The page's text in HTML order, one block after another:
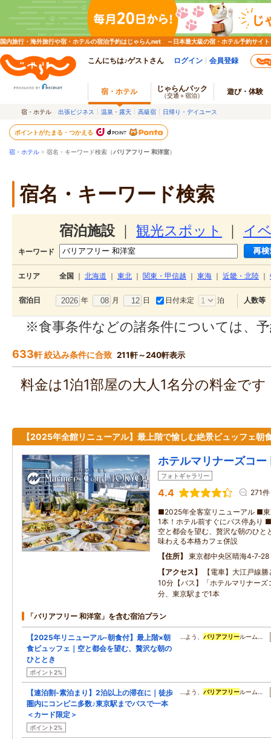
国内旅行・海外旅行や宿・ホテルの宿泊予約はじゃらんnet ～日本最大級の宿・ホテル予約サイト
こんにちは♪ゲストさん ログイン 会員登録
宿・ホテル じゃらんパック
（交通＋宿泊） 遊び・体験
宿・ホテル 出張ビジネス 温泉・露天 高級宿 日帰り・デイユース
ポイントがたまる・つかえる
宿・ホテル > 宿名・キーワード検索（バリアフリー 和洋室）
宿名・キーワード検索
宿泊施設 観光スポット イ
キーワード
エリア 全国 北海道 東北 関東・甲信越 東海 近畿・北陸
宿泊日 年 月 日 日付未定 泊 人数等
※食事条件などの諸条件については、
633軒 絞込み条件に合致 211軒～240軒表示
料金は1泊1部屋の大人1名分の料金で
【2025年全館リニューアル】最上階で愉しむ絶景ビュッフェ朝
ホテルマリナーズコー
フォトギャラリー
4.4 271件
■2025年全客室リニューアル ■
1本！ホテル前すぐにバス停あり
空と都会を望む、贅沢な朝のひ
味わえる本格カフェ併設
住所
東京都中央区晴海4‐7‐28
アクセス
【電車】大江戸線
10分【バス】「ホテルマリナーズ
分、東京駅まで1本
「バリアフリー 和洋室」を含む宿泊プラン
【2025年リニューアル-朝食付】最上階×朝
食ビュッフェ｜空と都会を望む、贅沢な朝の
ひととき
ポイント2%
…よう、 バリアフリールーム…
【連泊割-素泊まり】2泊以上の滞在に｜徒歩
圏内にコンビニ多数♪東京駅までバスで一本
＜カード限定＞
ポイント2%
…よう、 バリアフリールーム…